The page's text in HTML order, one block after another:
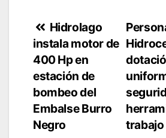
Navegación
de
entradas
trabajo
Hidrolago
instala motor de
400 Hp en
estación de
bombeo del
Embalse Burro
Negro